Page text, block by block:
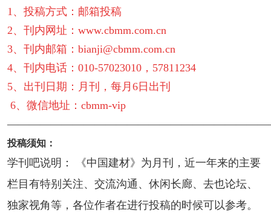
1、投稿方式：邮箱投稿
2、刊内网址：www.cbmm.com.cn
3、刊内邮箱：bianji@cbmm.com.cn
4、刊内电话：010-57023010，57811234
5、出刊日期：月刊，每月6日出刊
6、微信地址：cbmm-vip
投稿须知：
学刊吧说明： 《中国建材》为月刊，近一年来的主要
栏目有特别关注、交流沟通、休闲长廊、去也论坛、
独家视角等，各位作者在进行投稿的时候可以参考。